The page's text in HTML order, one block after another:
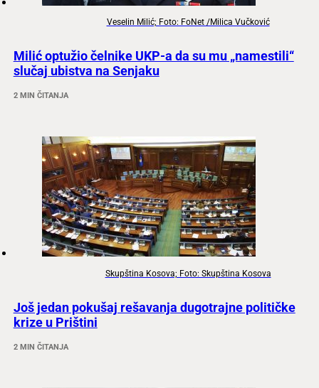
Veselin Milić; Foto: FoNet /Milica Vučković
Milić optužio čelnike UKP-a da su mu „namestili“
slučaj ubistva na Senjaku
2 MIN ČITANJA
Skupština Kosova; Foto: Skupština Kosova
Još jedan pokušaj rešavanja dugotrajne političke
krize u Prištini
2 MIN ČITANJA